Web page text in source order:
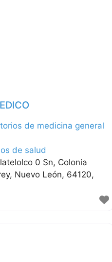
de medicina general
de salud
0 Sn, Colonia
Nuevo León 64120